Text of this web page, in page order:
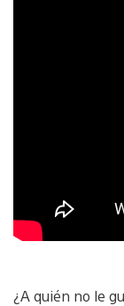
¿A quién no le